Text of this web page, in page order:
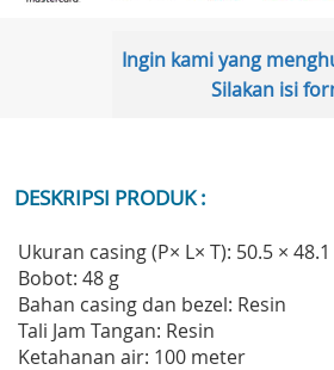
Ingin kami yang
Silakan isi
DESKRIPSI PRODUK :
Ukuran casing (P× L× T): 50.5 ×
Bobot: 48 g
Bahan casing dan bezel: Resin
Tali Jam Tangan: Resin
Ketahanan air: 100 meter